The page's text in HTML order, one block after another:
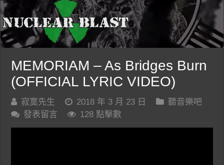
MEMORIAM – As Bridges Burn
(OFFICIAL LYRIC VIDEO)
寂寞先生 2018 年 3 月 23 日
聽音樂吧
發表留言
128 點擊數